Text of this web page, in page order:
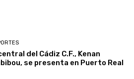
del Cádiz C.F., Kenan
se presenta en Puerto Real